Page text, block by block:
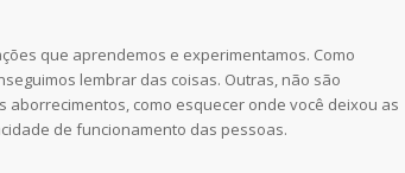
que aprendemos e experimentamos. Como
lembrar das coisas. Outras, não são
como esquecer onde você deixou as
de funcionamento das pessoas.